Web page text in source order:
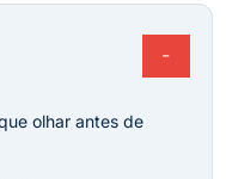
−
olhar antes de